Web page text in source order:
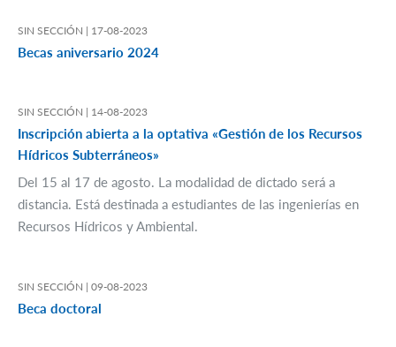
SIN SECCIÓN | 17-08-2023
Becas aniversario 2024
SIN SECCIÓN | 14-08-2023
Inscripción abierta a la optativa «Gestión de los Recursos
Hídricos Subterráneos»
Del 15 al 17 de agosto. La modalidad de dictado será a
distancia. Está destinada a estudiantes de las ingenierías en
Recursos Hídricos y Ambiental.
SIN SECCIÓN | 09-08-2023
Beca doctoral